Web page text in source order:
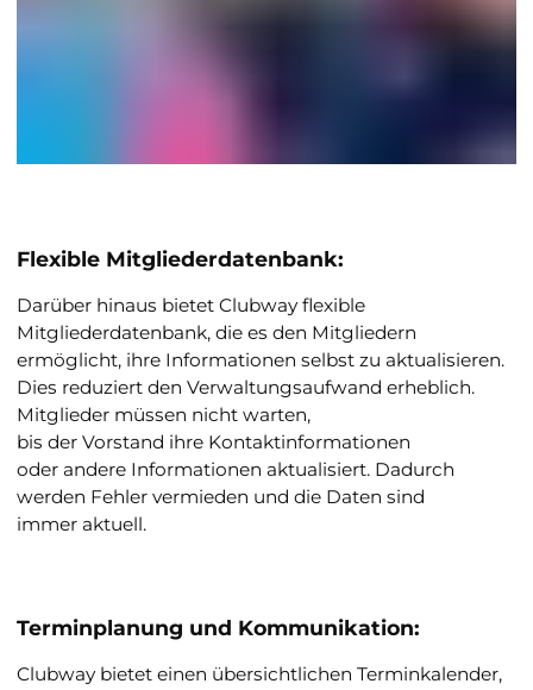
Flexible Mitgliederdatenbank:
Darüber hinaus bietet Clubway flexible
Mitgliederdatenbank, die es den Mitgliedern
ermöglicht, ihre Informationen selbst zu aktualisieren.
Dies reduziert den Verwaltungsaufwand erheblich.
Mitglieder müssen nicht warten,
bis der Vorstand ihre Kontaktinformationen
oder andere Informationen aktualisiert. Dadurch
werden Fehler vermieden und die Daten sind
immer aktuell.
Terminplanung und Kommunikation:
Clubway bietet einen übersichtlichen Terminkalender,